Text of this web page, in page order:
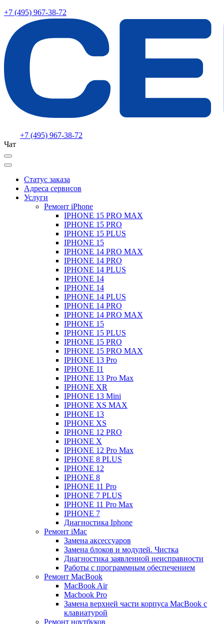
+7 (495) 967-38-72
+7 (495) 967-38-72
Чат
Статус заказа
Адреса сервисов
Услуги
Ремонт iPhone
IPHONE 15 PRO MAX
IPHONE 15 PRO
IPHONE 15 PLUS
IPHONE 15
IPHONE 14 PRO MAX
IPHONE 14 PRO
IPHONE 14 PLUS
IPHONE 14
IPHONE 14
IPHONE 14 PLUS
IPHONE 14 PRO
IPHONE 14 PRO MAX
IPHONE 15
IPHONE 15 PLUS
IPHONE 15 PRO
IPHONE 15 PRO MAX
IPHONE 13 Pro
IPHONE 11
IPHONE 13 Pro Max
IPHONE XR
IPHONE 13 Mini
IPHONE XS MAX
IPHONE 13
IPHONE XS
IPHONE 12 PRO
IPHONE X
IPHONE 12 Pro Max
IPHONE 8 PLUS
IPHONE 12
IPHONE 8
IPHONE 11 Pro
IPHONE 7 PLUS
IPHONE 11 Pro Max
IPHONE 7
Диагностика Iphone
Ремонт iMac
Замена аксессуаров
Замена блоков и модулей. Чистка
Диагностика заявленной неисправности
Работы с программным обеспечением
Ремонт MacBook
MacBook Air
Macbook Pro
Замена верхней части корпуса MacBook с
клавиатурой
Ремонт ноутбуков